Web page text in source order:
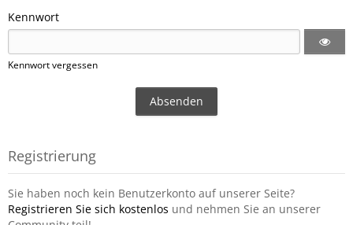
Kennwort
Kennwort vergessen
Registrierung
Sie haben noch kein Benutzerkonto auf unserer Seite?
Registrieren Sie sich kostenlos und nehmen Sie an unserer